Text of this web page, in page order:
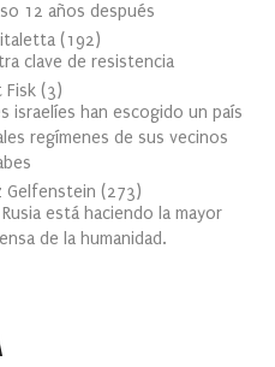
12 años después
(192)
clave de resistencia
Fisk (3)
israelíes han escogido un país
regímenes de sus vecinos
Gelfenstein (273)
está haciendo la mayor
de la humanidad.